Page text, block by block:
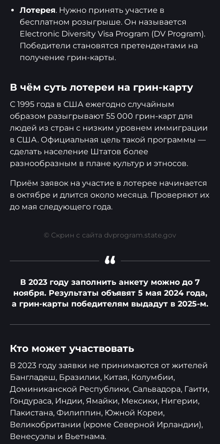
Лотерея. Нужно принять участие в
бесплатном розыгрыше. Он называется
Electronic Diversity Visa Program (DV Program).
Победители становятся претендентами на
получение грин-карты.
В чём суть лотереи на грин-карту
С 1995 года в США ежегодно случайным
образом разыгрывают 55 000 грин-карт для
людей из стран с низким уровнем иммиграции
в США. Официальная цель такой программы —
сделать население Штатов более
разнообразным в плане культур и этносов.
Приём заявок на участие в лотерее начинается
в октябре и длится около месяца. Проверяют их
до мая следующего года.
© Скрин с сайта dvprogram.state.gov
“
В 2023 году заполнить анкету можно до 7
ноября. Результаты объявят 5 мая 2024 года,
а грин-карты победителям выдадут в 2025-м.
Кто может участвовать
В 2023 году заявки не принимаются от жителей
Бангладеш, Бразилии, Китая, Колумбии,
Доминиканской Республики, Сальвадора, Гаити,
Гондураса, Индии, Ямайки, Мексики, Нигерии,
Пакистана, Филиппин, Южной Кореи,
Великобритании (кроме Северной Ирландии),
Венесуэлы и Вьетнама.